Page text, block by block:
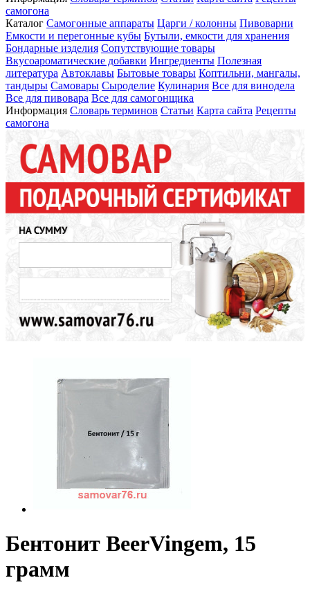
самогона
Каталог Самогонные аппараты Царги / колонны Пивоварни
Емкости и перегонные кубы Бутыли, емкости для хранения
Бондарные изделия Сопутствующие товары
Вкусоароматические добавки Ингредиенты Полезная
литература Автоклавы Бытовые товары Коптильни, мангалы,
тандыры Самовары Сыроделие Кулинария Все для винодела
Все для пивовара Все для самогонщика
Информация Словарь терминов Статьи Карта сайта Рецепты
самогона
Бентонит BeerVingem, 15
грамм